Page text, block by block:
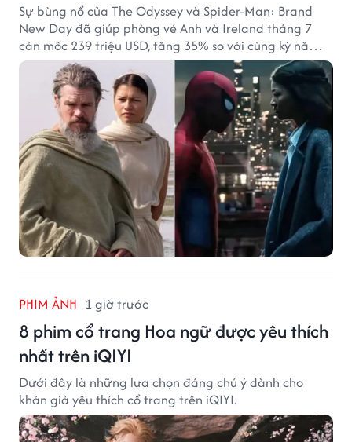
Sự bùng nổ của The Odyssey và Spider-Man: Brand
New Day đã giúp phòng vé Anh và Ireland tháng 7
cán mốc 239 triệu USD, tăng 35% so với cùng kỳ năm
ngoái.
PHIM ẢNH 1 giờ trước
8 phim cổ trang Hoa ngữ được yêu thích
nhất trên iQIYI
Dưới đây là những lựa chọn đáng chú ý dành cho
khán giả yêu thích cổ trang trên iQIYI.